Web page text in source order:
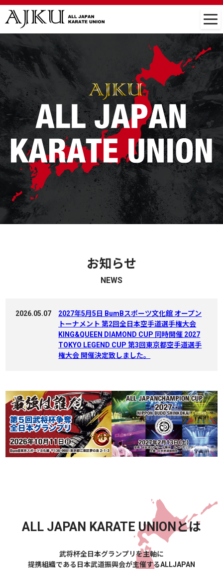
お知らせ
NEWS
2026.05.07
2027年5月5日 BumBスポーツ文化館 オープン
トーナメント 第2回全日本空手道選手権大会
KING&QUEEN DIAMOND CUP 同時開催 2027
TOKYO LEGEND CUP 第3回東京都空手道選手
権大会 開催決定致しました。
ALL JAPAN KARATE UNIONとは
武将杯全日本グランプリを主軸に
提携組織である日本武道振興会が主催するALLJAPAN